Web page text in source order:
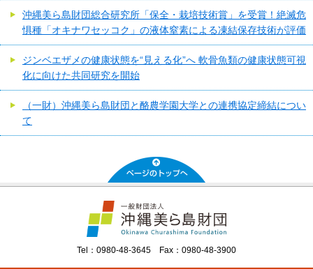
沖縄美ら島財団総合研究所「保全・栽培技術賞」を受賞！絶滅危
惧種「オキナワセッコク」の液体窒素による凍結保存技術が評価
ジンベエザメの健康状態を“見える化”へ 軟骨魚類の健康状態可視
化に向けた共同研究を開始
（一財）沖縄美ら島財団と酪農学園大学との連携協定締結につい
て
Tel：0980-48-3645 Fax：0980-48-3900